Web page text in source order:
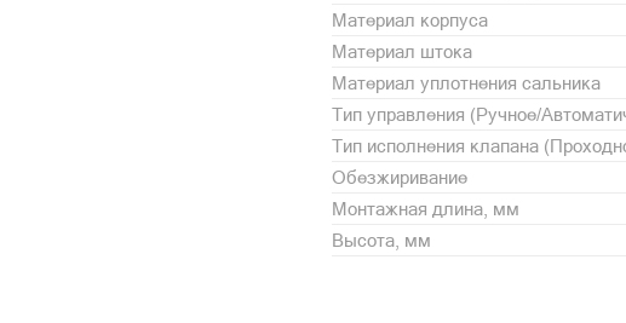
Материал корпуса
Материал штока
Материал уплотнения сальника
Тип управления (Ручное/
Тип исполнения клапана
Обезжиривание
Монтажная длина, мм
Высота, мм